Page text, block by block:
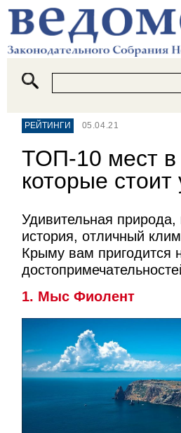
РЕЙТИНГИ 05.04.21
ТОП-10 мест в
которые стоит
Удивительная
история, отличный
Крыму вам пригодится
1. Мыс Фиолент